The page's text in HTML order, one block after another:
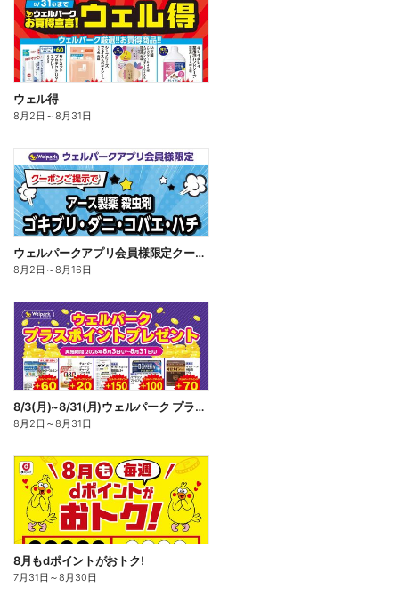
ウェル得
8月2日 ～8月31日
ウェルパークアプリ会員様限定クーポン配信中!
8月2日 ～8月16日
8/3(月)~8/31(月)ウェルパーク プラスポイントプレゼント
8月2日 ～8月31日
8月もdポイントがおトク!
7月31日 ～8月30日